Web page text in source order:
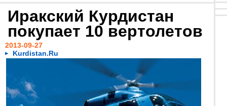
Иракский Курдистан
покупает 10 вертолетов
2013-09-27
Kurdistan.Ru